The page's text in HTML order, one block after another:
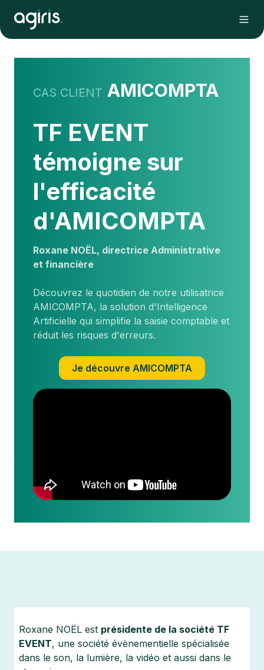
CAS CLIENT AMICOMPTA
TF EVENT
témoigne sur
l'efficacité
d'AMICOMPTA
Roxane NOËL, directrice Administrative
et financière
Découvrez le quotidien de notre utilisatrice
AMICOMPTA, la solution d'Intelligence
Artificielle qui simplifie la saisie comptable et
réduit les risques d'erreurs.
Je découvre AMICOMPTA
Roxane NOËL est présidente de la société TF
EVENT, une société évènementielle spécialisée
dans le son, la lumière, la vidéo et aussi dans le